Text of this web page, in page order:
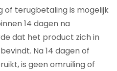
of terugbetaling is mogelijk
14 dagen na
dat het product zich in
Na 14 dagen of
is geen omruiling of